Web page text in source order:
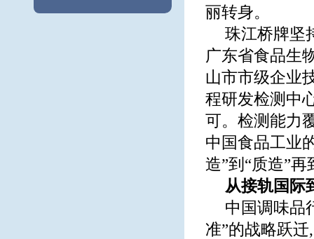
丽转身。
珠江桥牌坚
广东省食品生
山市市级企业
程研发检测中
可。检测能力
中国食品工业
造”到“质造”
从接轨国际
中国调味品
准”的战略跃